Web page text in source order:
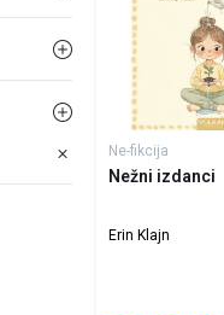
Ne-fikcija
Nežni izdanci
Erin Klajn